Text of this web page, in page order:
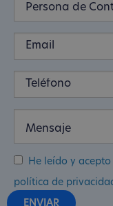
He leído y
política de